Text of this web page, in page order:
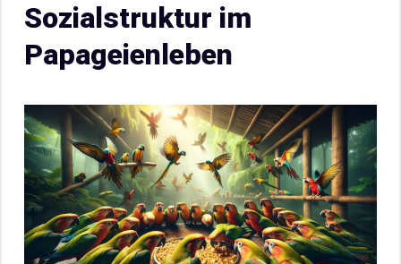
Sozialstruktur im
Papageienleben